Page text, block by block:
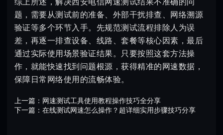
题，需要从测试前的准备、外部干扰排查、网络溯源
验证等多个环节入手。先规范测试流程排除人为误
差，再逐一排查设备、线路、套餐等核心因素，最后
通过实际使用场景验证结果。只要按照这套方法操
作，就能快速找到问题根源，获得精准的网速数据，
保障日常网络使用的流畅体验。
上一篇： 网速测试工具使用教程操作技巧全分享
下一篇： 在线测试网速怎么操作？超详细实用步骤技巧分享